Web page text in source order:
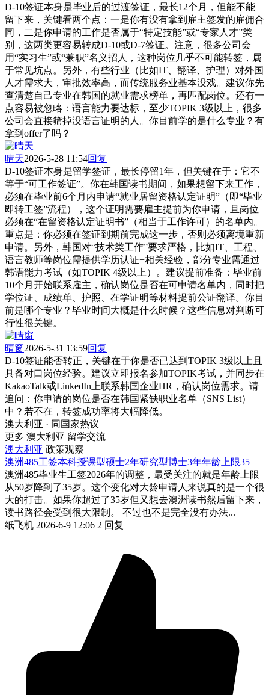
D-10签证本身是毕业后的过渡签证，最长12个月，但能不能
留下来，关键看两个点：一是你有没有拿到雇主签发的雇佣合
同，二是你申请的工作是否属于“特定技能”或“专家人才”类
别，这两类更容易转成D-10或D-7签证。注意，很多公司会
用“实习生”或“兼职”名义招人，这种岗位几乎不可能转签，属
于常见坑点。另外，有些行业（比如IT、翻译、护理）对外国
人才需求大，审批效率高，而传统服务业基本没戏。建议你先
查清楚自己专业在韩国的就业需求榜单，再匹配岗位。还有一
点容易被忽略：语言能力要达标，至少TOPIK 3级以上，很多
公司会直接筛掉没语言证明的人。你目前学的是什么专业？有
拿到offer了吗？
晴天2026-5-28 11:54回复
D-10签证本身是留学签证，最长停留1年，但关键在于：它不
等于“可工作签证”。你在韩国读书期间，如果想留下来工作，
必须在毕业前6个月内申请“就业居留资格认定证明”（即“毕业
即转工签”流程），这个证明需要雇主提前为你申请，且岗位
必须在“在留资格认定证明书”（相当于工作许可）的名单内。
重点是：你必须在签证到期前完成这一步，否则必须离境重新
申请。另外，韩国对“技术类工作”要求严格，比如IT、工程、
语言教师等岗位需提供学历认证+相关经验，部分专业需通过
韩语能力考试（如TOPIK 4级以上）。建议提前准备：毕业前
10个月开始联系雇主，确认岗位是否在可申请名单内，同时把
学位证、成绩单、护照、在学证明等材料提前公证翻译。你目
前是哪个专业？毕业时间大概是什么时候？这些信息对判断可
行性很关键。
晴窗2026-5-31 13:59回复
D-10签证能否转正，关键在于你是否已达到TOPIK 3级以上且
具备对口岗位经验。建议立即报名参加TOPIK考试，并同步在
KakaoTalk或LinkedIn上联系韩国企业HR，确认岗位需求。请
追问：你申请的岗位是否在韩国紧缺职业名单（SNS List）
中？若不在，转签成功率将大幅降低。
澳大利亚 · 同国家热议
更多 澳大利亚 留学交流
澳大利亚 政策观察
澳洲485工签本科授课型硕士2年研究型博士3年年龄上限35
澳洲485毕业生工签2026年的调整，最受关注的就是年龄上限
从50岁降到了35岁。这个变化对大龄申请人来说真的是一个很
大的打击。如果你超过了35岁但又想去澳洲读书然后留下来，
读书路径会受到很大限制。 不过也不是完全没有办法...
纸飞机 2026-6-9 12:06 2 回复